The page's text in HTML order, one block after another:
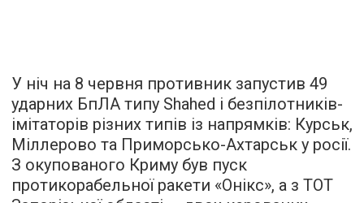
У ніч на 8 червня противник запустив 49
ударних БпЛА типу Shahed і безпілотників-
імітаторів різних типів із напрямків: Курськ,
Міллерово та Приморсько-Ахтарськ у росії.
З окупованого Криму був пуск
протикорабельної ракети «Онікс», а з ТОТ